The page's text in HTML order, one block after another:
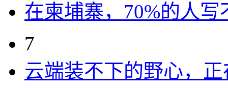
在柬埔寨，70%的人写
7
云端装不下的野心，